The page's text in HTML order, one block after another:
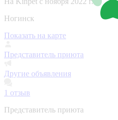
Ногинск
Показать на карте
Представитель приюта
Другие объявления
1 отзыв
Представитель приюта